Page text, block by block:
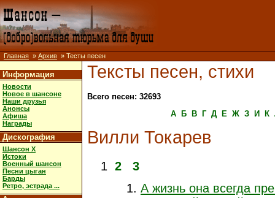
Главная » Архив » Тесты песен
Информация
Новости
Новое в шансоне
Наши друзья
Анонсы
Афиша
Награды
Дискография
Шансон X
Истоки
Военный шансон
Песни цыган
Барды
Ретро, эстрада ...
Тексты песен, стихи
Всего песен: 32693
А
Б В Г Д Е Ж З И К
Вилли Токарев
1 2
3
А жизнь она всегда